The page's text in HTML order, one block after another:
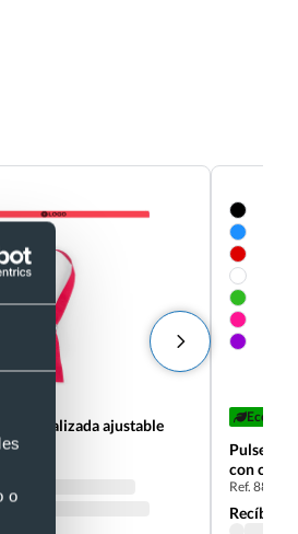
o
personalizada ajustable Eco
Pulsera
con
Ref. 886973
Recíbelo